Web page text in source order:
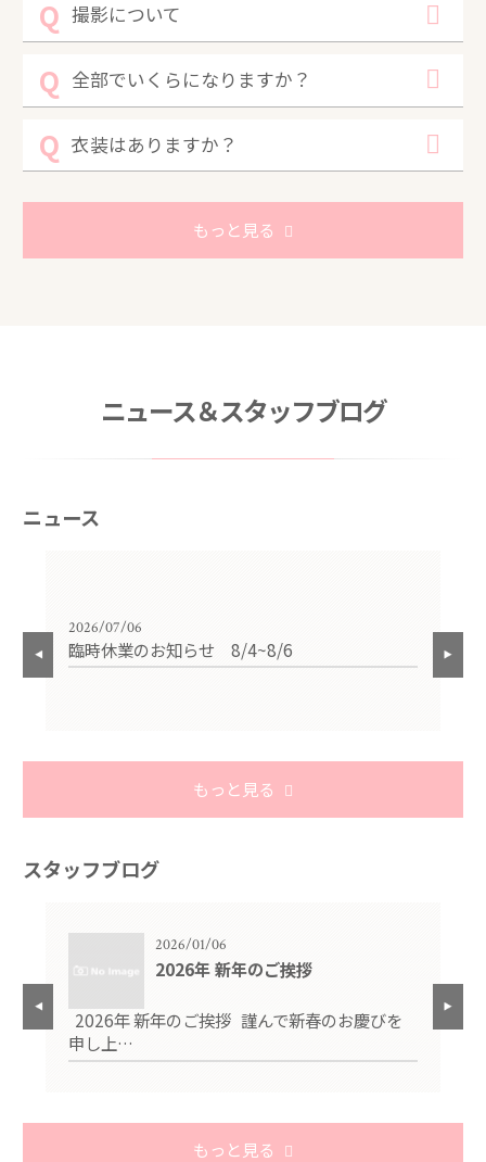
撮影について
全部でいくらになりますか？
衣装はありますか？
もっと見る
ニュース＆スタッフブログ
ニュース
2026/07/06
臨時休業のお知らせ 8/4~8/6
もっと見る
スタッフブログ
2026/01/06
2026年 新年のご挨拶
2026年 新年のご挨拶 謹んで新春のお慶びを
申し上…
もっと見る